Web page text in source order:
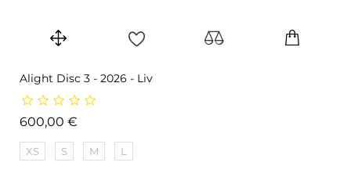
Alight Disc 3 - 2026 - Liv
600,00 €
XS S M L